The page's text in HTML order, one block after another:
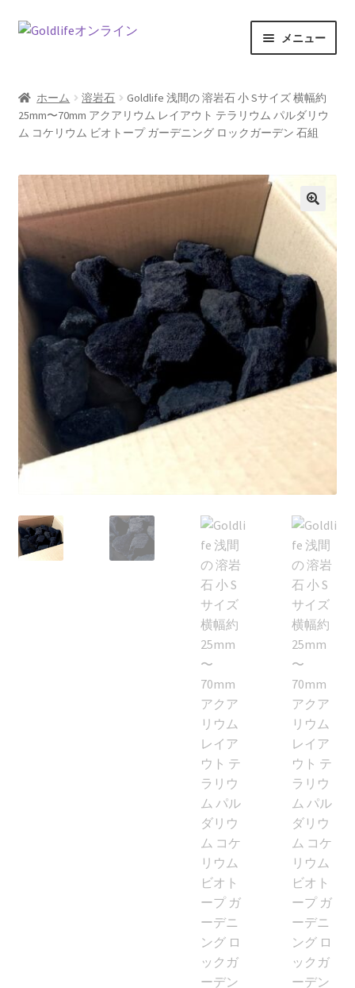
ナ
ー
シ
ョ
ス
キ
ッ
プ
コ
ン
ツ
へ
ッ
プ
メニュー
商品一覧
カートの中を見る
特定商取引法に関する表記
お問い合わせ
ホーム 溶岩石
Goldlife 浅間の 溶岩石 小 Sサイズ 横幅約
25mm〜70mm アクアリウム レイアウト テラリウム パルダリウ
ム コケリウム ビオトープ ガーデニング ロックガーデン 石組
🔍